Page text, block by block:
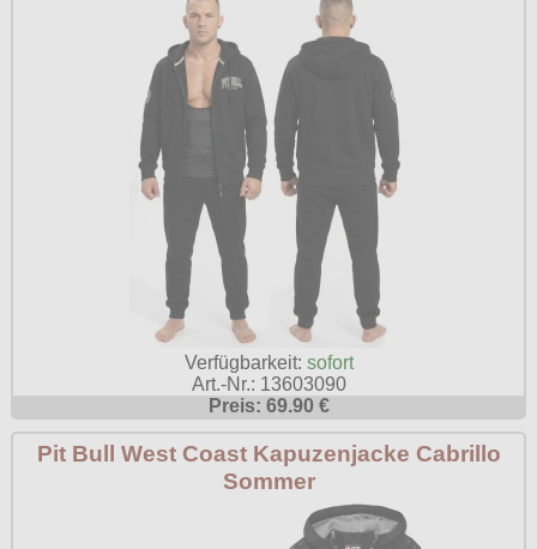
Verfügbarkeit: sofort
Art.-Nr.: 13603090
Preis: 69.90 €
Pit Bull West Coast Kapuzenjacke Cabrillo
Sommer